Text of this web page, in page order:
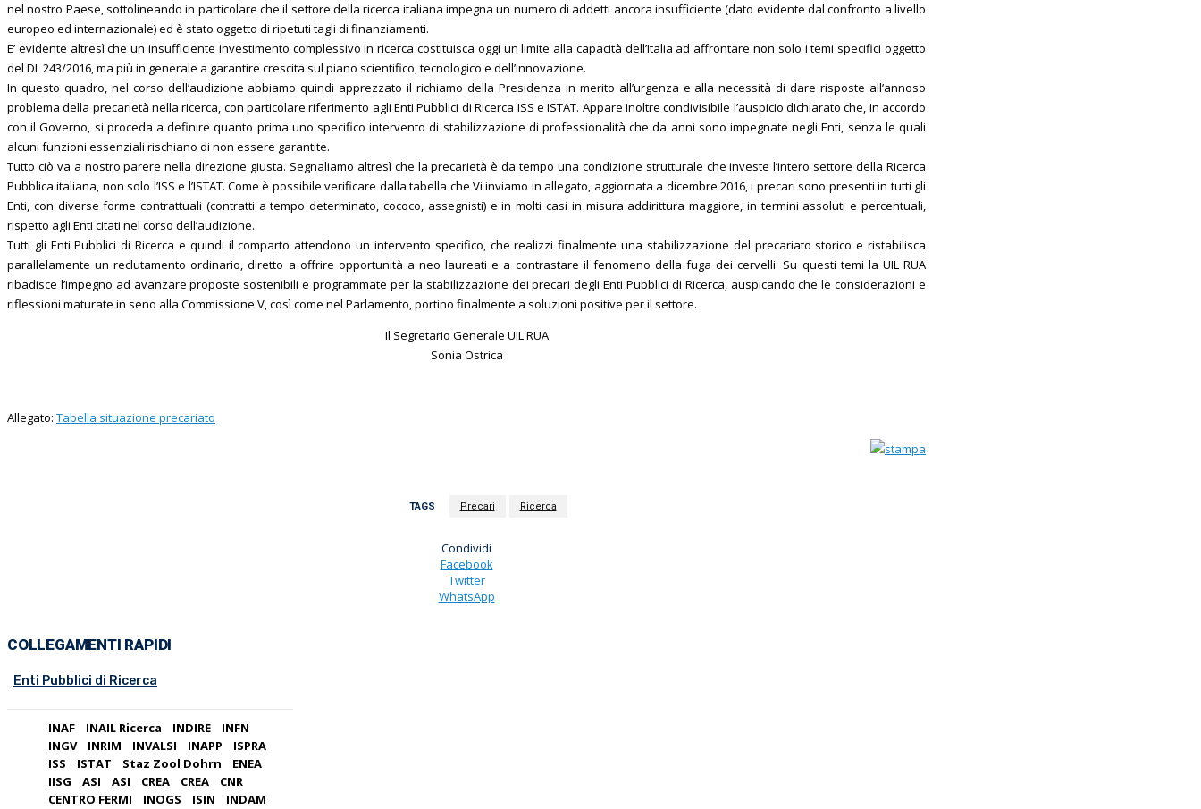
nel nostro Paese, sottolineando in particolare che il settore della ricerca italiana impegna un numero di addetti ancora insufficiente (dato evidente dal confronto a livello
europeo ed internazionale) ed è stato oggetto di ripetuti tagli di finanziamenti.
E’ evidente altresì che un insufficiente investimento complessivo in ricerca costituisca oggi un limite alla capacità dell’Italia ad affrontare non solo i temi specifici oggetto
del DL 243/2016, ma più in generale a garantire crescita sul piano scientifico, tecnologico e dell’innovazione.
In questo quadro, nel corso dell’audizione abbiamo quindi apprezzato il richiamo della Presidenza in merito all’urgenza e alla necessità di dare risposte all’annoso
problema della precarietà nella ricerca, con particolare riferimento agli Enti Pubblici di Ricerca ISS e ISTAT. Appare inoltre condivisibile l’auspicio dichiarato che, in accordo
con il Governo, si proceda a definire quanto prima uno specifico intervento di stabilizzazione di professionalità che da anni sono impegnate negli Enti, senza le quali
alcuni funzioni essenziali rischiano di non essere garantite.
Tutto ciò va a nostro parere nella direzione giusta. Segnaliamo altresì che la precarietà è da tempo una condizione strutturale che investe l’intero settore della Ricerca
Pubblica italiana, non solo l’ISS e l’ISTAT. Come è possibile verificare dalla tabella che Vi inviamo in allegato, aggiornata a dicembre 2016, i precari sono presenti in tutti gli
Enti, con diverse forme contrattuali (contratti a tempo determinato, cococo, assegnisti) e in molti casi in misura addirittura maggiore, in termini assoluti e percentuali,
rispetto agli Enti citati nel corso dell’audizione.
Tutti gli Enti Pubblici di Ricerca e quindi il comparto attendono un intervento specifico, che realizzi finalmente una stabilizzazione del precariato storico e ristabilisca
parallelamente un reclutamento ordinario, diretto a offrire opportunità a neo laureati e a contrastare il fenomeno della fuga dei cervelli. Su questi temi la UIL RUA
ribadisce l’impegno ad avanzare proposte sostenibili e programmate per la stabilizzazione dei precari degli Enti Pubblici di Ricerca, auspicando che le considerazioni e
riflessioni maturate in seno alla Commissione V, così come nel Parlamento, portino finalmente a soluzioni positive per il settore.
Il Segretario Generale UIL RUA
Sonia Ostrica
Allegato: Tabella situazione precariato
TAGS Precari Ricerca
Condividi
Facebook
Twitter
WhatsApp
COLLEGAMENTI RAPIDI
Enti Pubblici di Ricerca
INAF INAIL Ricerca INDIRE
INFN
INGV
INRIM INVALSI INAPP
ISPRA
ISS
ISTAT Staz Zool Dohrn
ENEA
IISG
ASI ASI CREA CREA
CNR
CENTRO FERMI
INOGS ISIN INDAM